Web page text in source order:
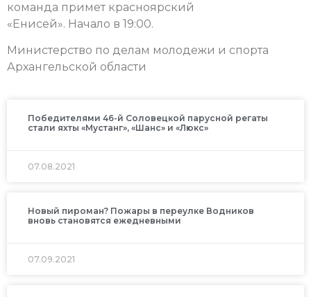
команда примет красноярский
«Енисей». Начало в 19:00.
Министерство по делам молодежи и спорта
Архангельской области
Победителями 46-й Соловецкой парусной регаты
стали яхты «Мустанг», «Шанс» и «Люкс»
07.08.2021
Новый пироман? Пожары в переулке Водников
вновь становятся ежедневными
07.09.2021